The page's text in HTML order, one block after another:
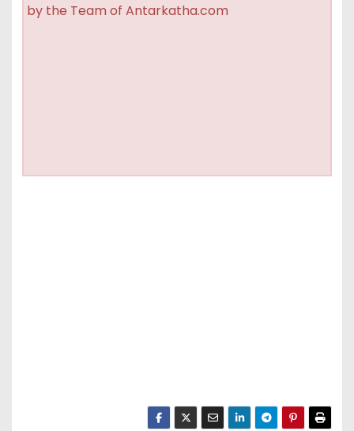
by the Team of Antarkatha.com